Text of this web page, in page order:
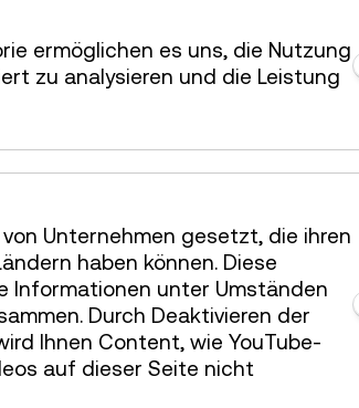
bei Sukkur, Panoramaaufnahme, 1907–10
aktiver Beitrag des TMW zum
sensiblen Quellen zur
forschung.tmw.at/
decolonial
ermöglichen es uns, die Nutzung
zu analysieren und die Leistung
Unternehmen gesetzt, die ihren
haben können. Diese
Informationen unter Umständen
Durch Deaktivieren der
Ihnen Content, wie YouTube-
auf dieser Seite nicht